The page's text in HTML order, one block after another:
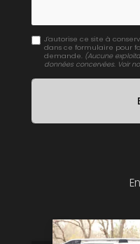
J'autorise ce site à
dans ce formulaire pour
demande. (Aucune
données concervées. Voir